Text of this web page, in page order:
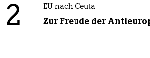
2 EU nach Ceuta
Zur Freude der